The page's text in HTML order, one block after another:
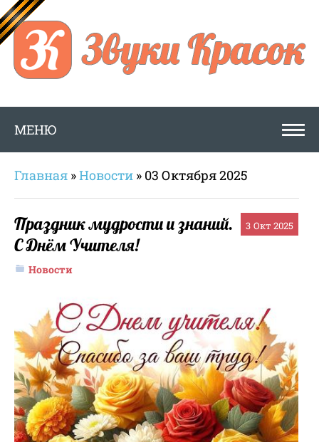
МЕНЮ
Главная »Новости » 03 Октября 2025
3 Окт 2025
Праздник мудрости и знаний.
С Днём Учителя!
Новости